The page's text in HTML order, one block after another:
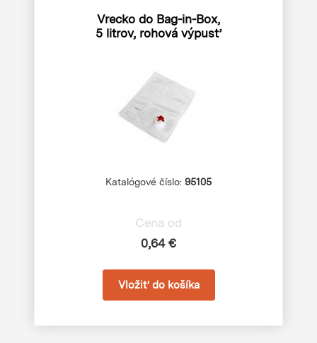
Vrecko do Bag-in-Box,
5 litrov, rohová výpusť
Katalógové číslo: 95105
Cena od
0,64 €